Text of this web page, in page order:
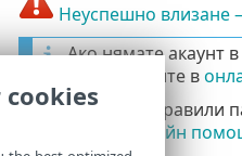
Неуспешно влизане
Ако нямате акаунт
инструкциите в
Ако сте забравили
онлайн